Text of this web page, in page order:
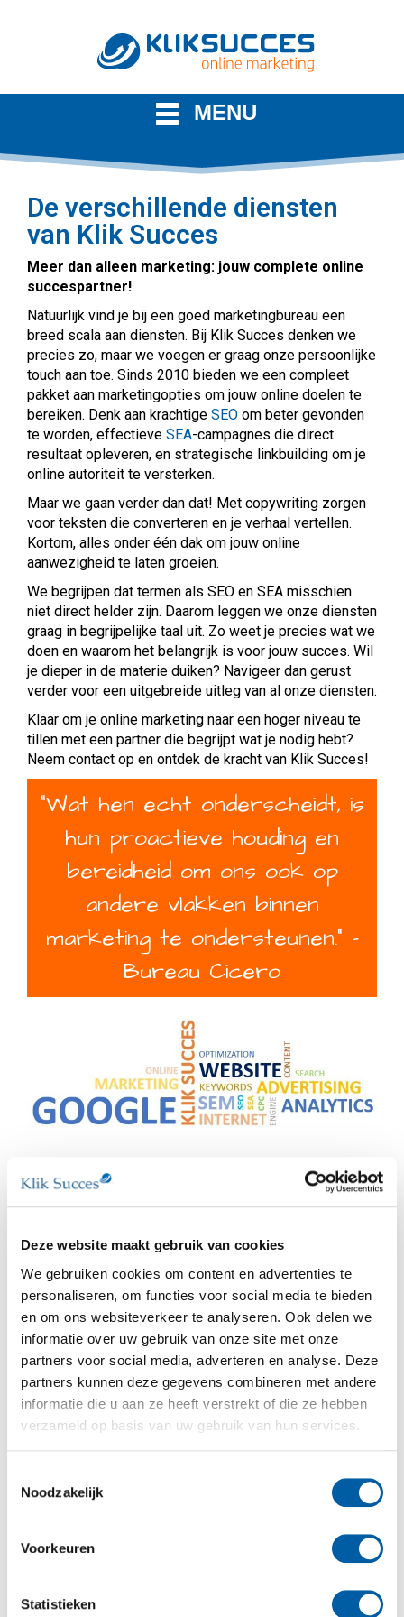
Deze website maakt gebruik van cookies
We gebruiken cookies om content en advertenties te
personaliseren, om functies voor social media te bieden
en om ons websiteverkeer te analyseren. Ook delen we
informatie over uw gebruik van onze site met onze
partners voor social media, adverteren en analyse. Deze
partners kunnen deze gegevens combineren met andere
informatie die u aan ze heeft verstrekt of die ze hebben
verzameld op basis van uw gebruik van hun services.
Noodzakelijk
Voorkeuren
Statistieken
MENU
De verschillende diensten
van Klik Succes
Meer dan alleen marketing: jouw complete online
succespartner!
Natuurlijk vind je bij een goed marketingbureau een
breed scala aan diensten. Bij Klik Succes denken we
precies zo, maar we voegen er graag onze persoonlijke
touch aan toe. Sinds 2010 bieden we een compleet
pakket aan marketingopties om jouw online doelen te
bereiken. Denk aan krachtige SEO om beter gevonden
te worden, effectieve SEA-campagnes die direct
resultaat opleveren, en strategische linkbuilding om je
online autoriteit te versterken.
Maar we gaan verder dan dat! Met copywriting zorgen
voor teksten die converteren en je verhaal vertellen.
Kortom, alles onder één dak om jouw online
aanwezigheid te laten groeien.
We begrijpen dat termen als SEO en SEA misschien
niet direct helder zijn. Daarom leggen we onze diensten
graag in begrijpelijke taal uit. Zo weet je precies wat we
doen en waarom het belangrijk is voor jouw succes. Wil
je dieper in de materie duiken? Navigeer dan gerust
verder voor een uitgebreide uitleg van al onze diensten.
Klaar om je online marketing naar een hoger niveau te
tillen met een partner die begrijpt wat je nodig hebt?
Neem contact op en ontdek de kracht van Klik Succes!
"Wat hen echt onderscheidt, is
hun proactieve houding en
bereidheid om ons ook op
andere vlakken binnen
marketing te ondersteunen." -
Bureau Cicero
SEO? SEA?
SEO en SEA: de basis voor jouw online succes
In de marketingwereld vliegen de afkortingen je
soms om de oren, zoals SEO en SEA. Maar geen
zorgen, bij Klik Succes maken we het graag
begrijpelijk. Dit zijn namelijk twee van de krachtigste
tools die we inzetten om jouw online doelen te
bereiken.
, dat staat voor Search Engine Optimization.
Simpel gezegd zorgen we ervoor dat je website –
en vooral de teksten erop – zo geoptimaliseerd zijn
met relevante woorden dat Google je beter begrijpt
wel keywords genoemd) en teksten die prettig
staat voor Search Engine Advertising. Hierbij
mensen zoeken naar relevante termen. Ken je de